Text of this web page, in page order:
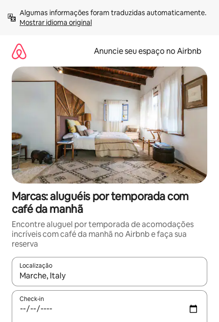
para
Mostrar idioma original
Anuncie seu espaço no Airbnb
Marcas: aluguéis por temporada com
café da manhã
Encontre aluguel por temporada de acomodações
incríveis com café da manhã no Airbnb e faça sua
reserva
Localização
Quando os resultados estiverem disponíveis, explore-os
Check-in